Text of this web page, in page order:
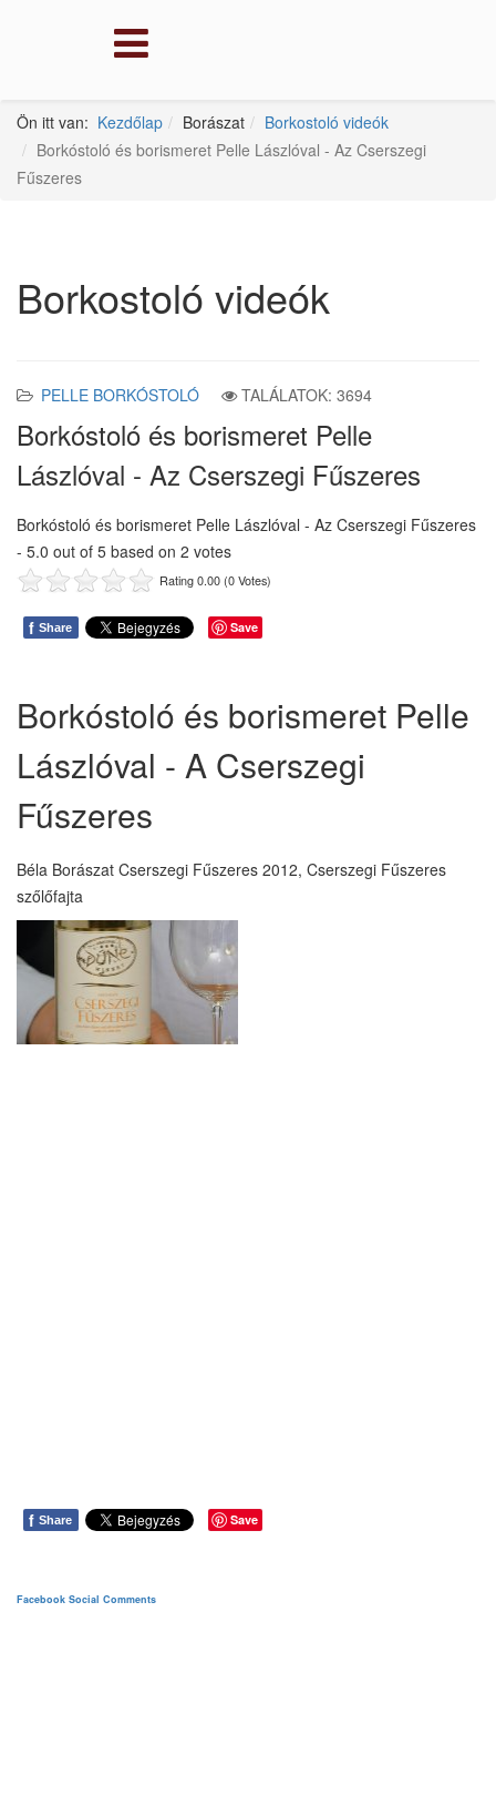
Ön itt van: Kezdőlap Borászat
Borkostoló videók
Borkóstoló és borismeret Pelle Lászlóval - Az Cserszegi
Fűszeres
Borkostoló videók
PELLE BORKÓSTOLÓ TALÁLATOK: 3694
Borkóstoló és borismeret Pelle
Lászlóval - Az Cserszegi Fűszeres
Borkóstoló és borismeret Pelle Lászlóval - Az Cserszegi Fűszeres
- 5.0 out of 5 based on 2 votes
Rating 0.00 (0 Votes)
f Share Save
Borkóstoló és borismeret Pelle
Lászlóval - A Cserszegi
Fűszeres
Béla Borászat Cserszegi Fűszeres 2012, Cserszegi Fűszeres
szőlőfajta
f Share Save
Facebook Social Comments